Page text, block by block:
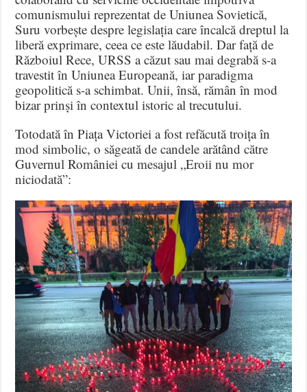
comunismului reprezentat de Uniunea Sovietică,
Suru vorbește despre legislația care încalcă dreptul la
liberă exprimare, ceea ce este lăudabil. Dar față de
Războiul Rece, URSS a căzut sau mai degrabă s-a
travestit în Uniunea Europeană, iar paradigma
geopolitică s-a schimbat. Unii, însă, rămân în mod
bizar prinși în contextul istoric al trecutului.
Totodată în Piața Victoriei a fost refăcută troița în
mod simbolic, o săgeată de candele arătând către
Guvernul României cu mesajul „Eroii nu mor
niciodată”: